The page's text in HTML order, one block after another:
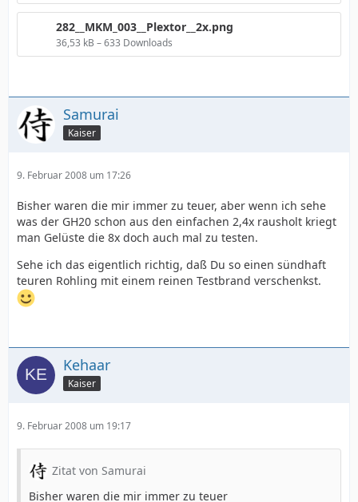
282__MKM_003__Plextor__2x.png
36,53 kB – 633 Downloads
Samurai
Kaiser
9. Februar 2008 um 17:26
Bisher waren die mir immer zu teuer, aber wenn ich sehe
was der GH20 schon aus den einfachen 2,4x rausholt kriegt
man Gelüste die 8x doch auch mal zu testen.
Sehe ich das eigentlich richtig, daß Du so einen sündhaft
teuren Rohling mit einem reinen Testbrand verschenkst.
Kehaar
Kaiser
9. Februar 2008 um 19:17
Zitat von Samurai
Bisher waren die mir immer zu teuer